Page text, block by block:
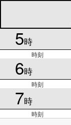
5時
時刻
6時
時刻
7時
時刻